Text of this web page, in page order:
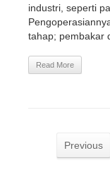
industri, seperti
tahap; pembakar
Read More
Previous